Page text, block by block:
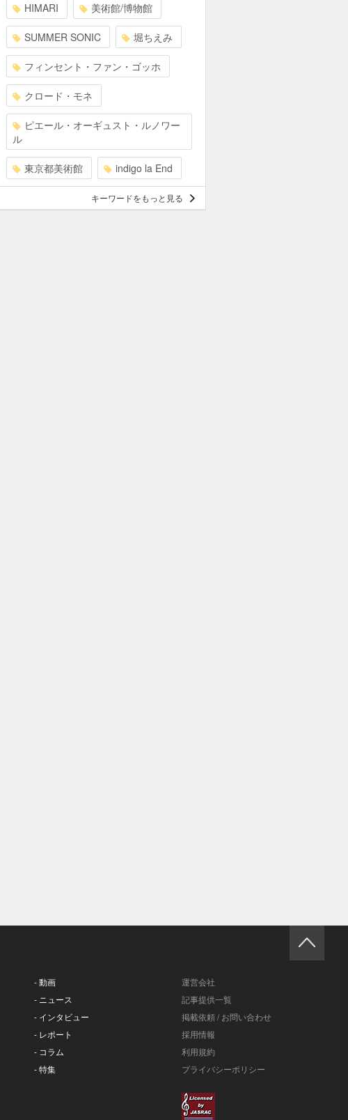
HIMARI 美術館/博物館
SUMMER SONIC 堀ちえみ
フィンセント・ファン・ゴッホ
クロード・モネ
ピエール・オーギュスト・ルノワー
ル
東京都美術館 indigo la End
キーワードをもっと見る
- 動画
- ニュース
- インタビュー
- レポート
- コラム
- 特集
運営会社
記事提供一覧
掲載依頼 / お問い合わせ
採用情報
利用規約
プライバシーポリシー